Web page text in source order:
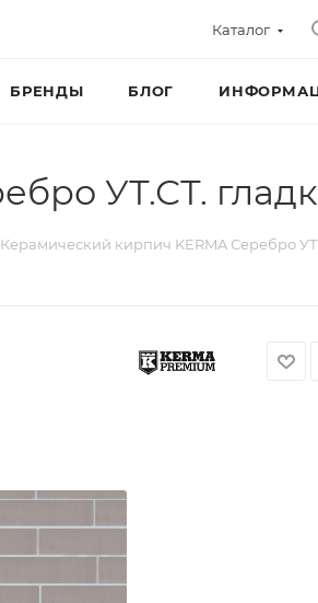
Каталог
БРЕНДЫ БЛОГ
УТ.СТ.
Керамический кирпич KERMA Серебро